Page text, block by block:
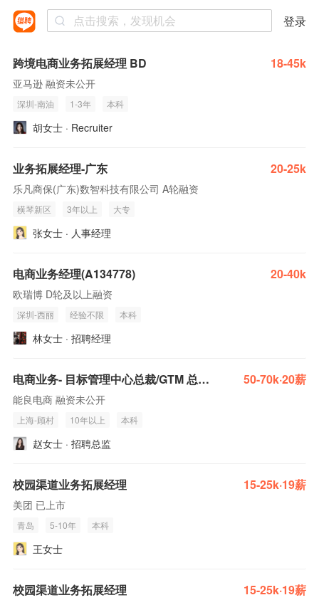
登录
跨境电商业务拓展经理 BD 18-45k
亚马逊 融资未公开
深圳-南油 1-3年 本科
胡女士 · Recruiter
业务拓展经理-广东 20-25k
乐凡商保(广东)数智科技有限公司 A轮融资
横琴新区 3年以上 大专
张女士 · 人事经理
电商业务经理(A134778) 20-40k
欧瑞博 D轮及以上融资
深圳-西丽 经验不限 本科
林女士 · 招聘经理
电商业务- 目标管理中心总裁/GTM 总裁/ 高管 50-70k·20薪
能良电商 融资未公开
上海-顾村 10年以上 本科
赵女士 · 招聘总监
校园渠道业务拓展经理 15-25k·19薪
美团 已上市
青岛 5-10年 本科
王女士
校园渠道业务拓展经理 15-25k·19薪